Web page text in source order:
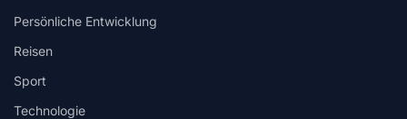
Persönliche Entwicklung
Reisen
Sport
Technologie